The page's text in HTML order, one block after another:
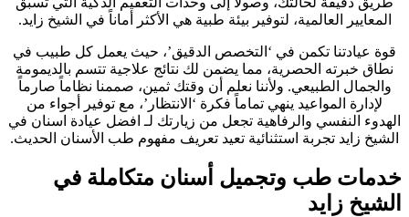
المعايير العالمية، لتوفير بيئة طبية هي الأكثر أماناً في الشيخ زايد.
قوة عيادتنا تكمن في ‘التخصص الدقيق’، حيث يعمل كل طبيب في
نطاق خبرته الحصرية، مما يضمن لك نتائج علاجية تتسم بالديمومة
والجمال الطبيعي. ولأننا نعلم أن وقتك ثمين، صممنا نظاماً صارماً
لإدارة المواعيد ينهي تماماً فكرة ‘الانتظار’، مع توفير أجواء من
الهدوء النفسي والرفاهية تجعل من زيارتك لـ افضل عيادة اسنان في
الشيخ زايد تجربة استثنائية تعيد تعريف مفهوم طب الأسنان الحديث.
خدمات طب وتجميل أسنان متكاملة في
الشيخ زايد